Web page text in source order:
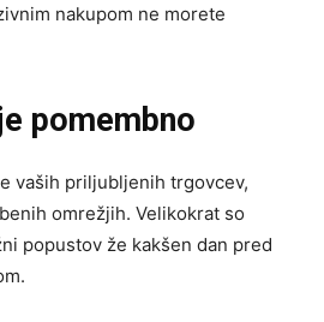
nakupom ne morete
pomembno
vaših priljubljenih trgovcev,
omrežjih. Velikokrat so
popustov že kakšen dan pred